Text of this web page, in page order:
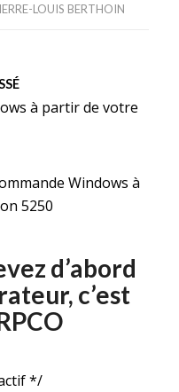
LOUIS BERTHOIN
à partir de votre
Windows à
5250
d’abord
c’est
*/